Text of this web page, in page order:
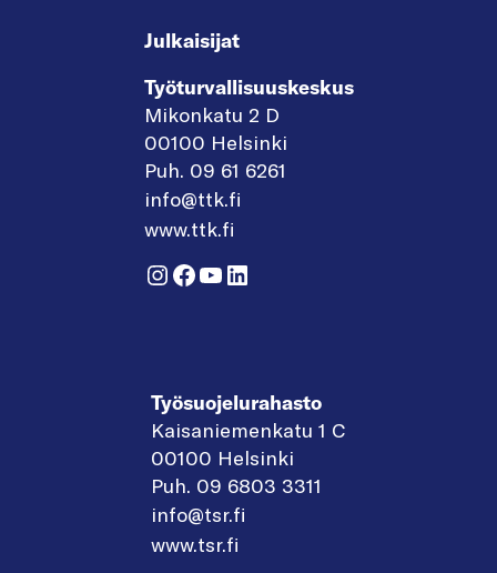
Julkaisijat
Työturvallisuuskeskus
Mikonkatu 2 D
00100 Helsinki
Puh. 09 61 6261
info@ttk.fi
www.ttk.fi
Instagram
Facebook
YouTube
LinkedIn
Työsuojelurahasto
Kaisaniemenkatu 1 C
00100 Helsinki
Puh. 09 6803 3311
info@tsr.fi
www.tsr.fi